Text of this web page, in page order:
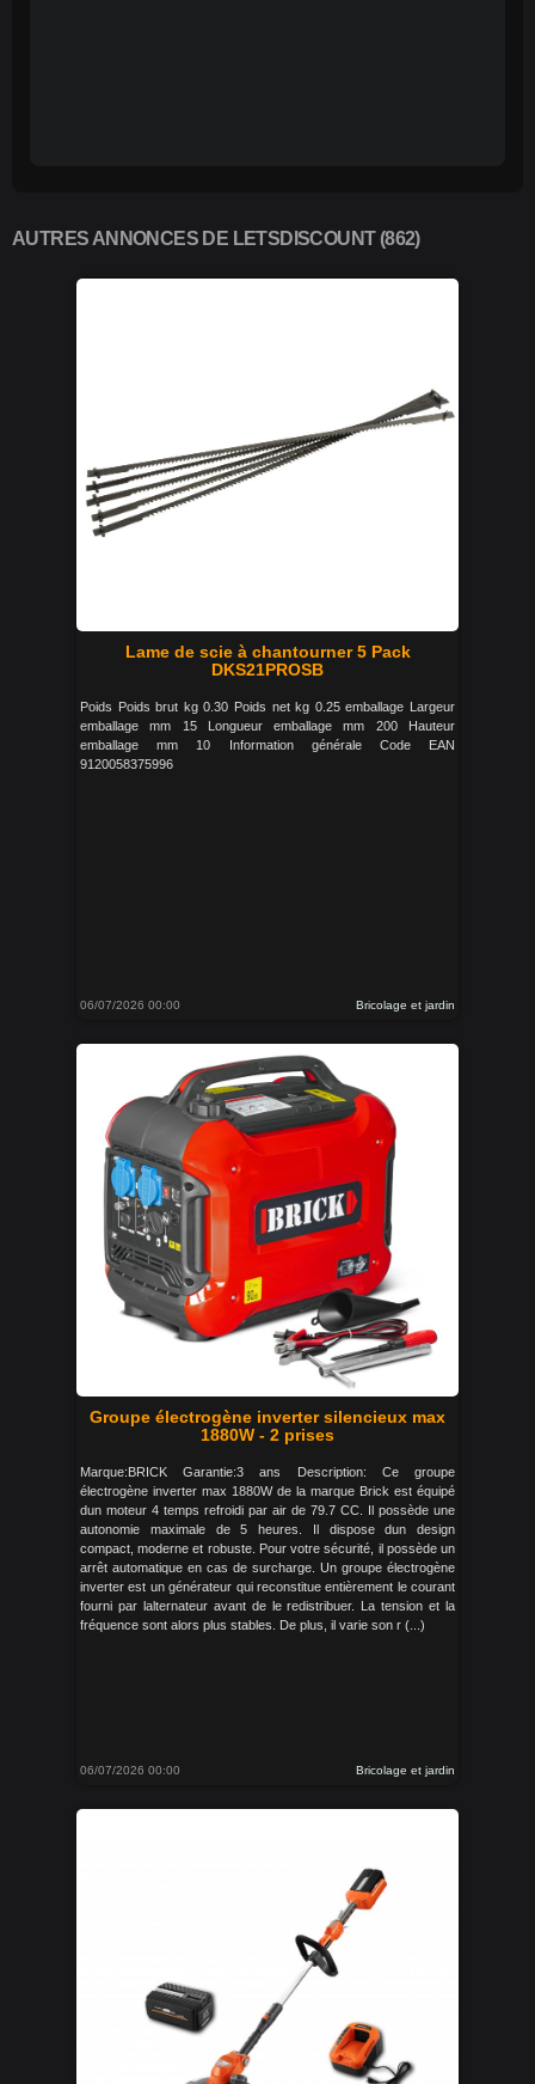
AUTRES ANNONCES DE LETSDISCOUNT (862)
Lame de scie à chantourner 5 Pack
DKS21PROSB
Poids Poids brut kg 0.30 Poids net kg 0.25 emballage Largeur
emballage mm 15 Longueur emballage mm 200 Hauteur
emballage mm 10 Information générale Code EAN
9120058375996
06/07/2026 00:00 Bricolage et jardin
Groupe électrogène inverter silencieux max
1880W - 2 prises
Marque:BRICK Garantie:3 ans Description: Ce groupe
électrogène inverter max 1880W de la marque Brick est équipé
dun moteur 4 temps refroidi par air de 79.7 CC. Il possède une
autonomie maximale de 5 heures. Il dispose dun design
compact, moderne et robuste. Pour votre sécurité, il possède un
arrêt automatique en cas de surcharge. Un groupe électrogène
inverter est un générateur qui reconstitue entièrement le courant
fourni par lalternateur avant de le redistribuer. La tension et la
fréquence sont alors plus stables. De plus, il varie son r (...)
06/07/2026 00:00 Bricolage et jardin